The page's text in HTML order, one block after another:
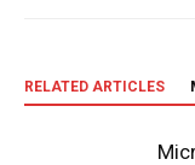
RELATED ARTICLES